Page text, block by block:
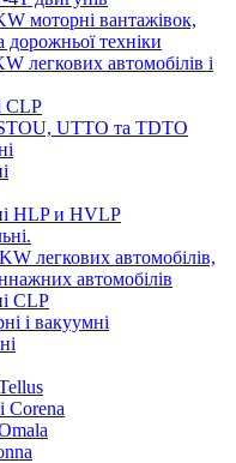
моторні вантажівок,
дорожньої техніки
легкових автомобілів і
CLP
UTTO та TDTO
HLP и HVLP
легкових автомобілів,
автомобілів
CLP
і вакуумні
Corena